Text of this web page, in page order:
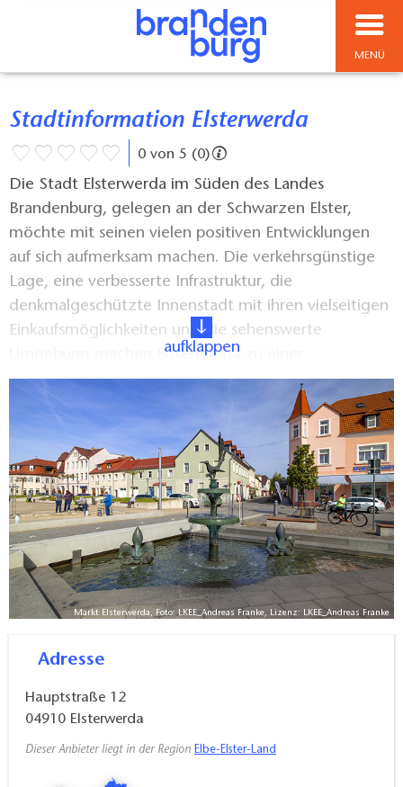
MENÜ
Stadtinformation Elsterwerda
0 von 5 (0)
Die Stadt Elsterwerda im Süden des Landes
Brandenburg, gelegen an der Schwarzen Elster,
möchte mit seinen vielen positiven Entwicklungen
auf sich aufmerksam machen. Die verkehrsgünstige
Lage, eine verbesserte Infrastruktur, die
denkmalgeschützte Innenstadt mit ihren vielseitigen
Einkaufsmöglichkeiten und die sehenswerte
Umgebung machen Elsterwerda zu einer
interessanten Stadt. Die Stadt-Information möchte
einige Anregungen für einem Bummel durch die
Stadt, für Spaziergänge und Radtouren zu Zielen in
die nähere und weitere Umgebung geben.
aufklappen
Markt Elsterwerda, Foto: LKEE_Andreas Franke, Lizenz: LKEE_Andreas Franke
Adresse
Hauptstraße 12
04910 Elsterwerda
Dieser Anbieter liegt in der Region Elbe-Elster-Land